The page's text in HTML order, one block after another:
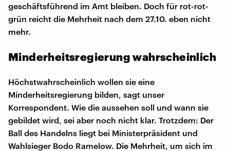
geschäftsführend im Amt bleiben. Doch für rot-rot-
grün reicht die Mehrheit nach dem 27.10. eben nicht
mehr.
Minderheitsregierung wahrscheinlich
Höchstwahrscheinlich wollen sie eine
Minderheitsregierung bilden, sagt unser
Korrespondent. Wie die aussehen soll und wann sie
gebildet wird, sei aber noch nicht klar. Trotzdem: Der
Ball des Handelns liegt bei Ministerpräsident und
Wahlsieger Bodo Ramelow. Die Mehrheit, um sich im